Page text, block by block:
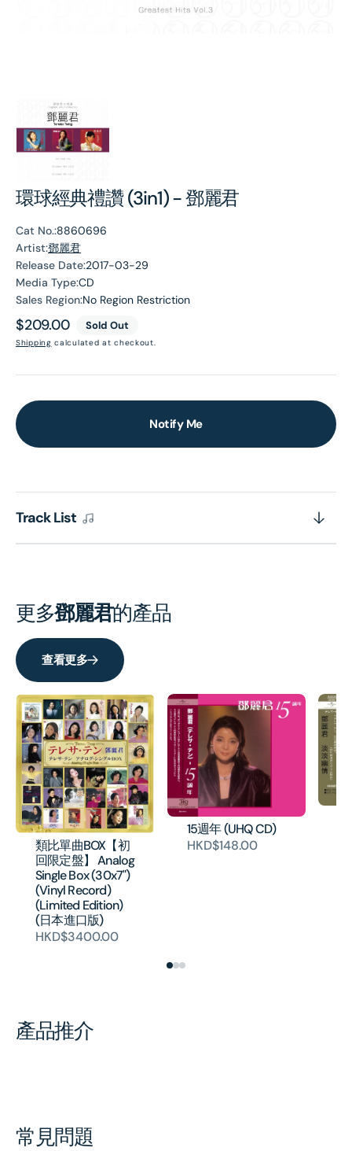
環球經典禮讚 (3in1) - 鄧麗君
Cat No.:8860696
Artist:鄧麗君
Release Date:2017-03-29
Media Type:CD
Sales Region:No Region Restriction
Regular
price
$209.00 Sold Out
Shipping calculated at checkout.
Notify Me
Track List
更多鄧麗君的產品
查看更多
類比單曲BOX【初
回限定盤】 Analog
Single Box (30x7")
(Vinyl Record)
(Limited Edition)
(日本進口版)
HKD$3400.00
15週年 (UHQ CD)
HKD$148.00
產品推介
常見問題